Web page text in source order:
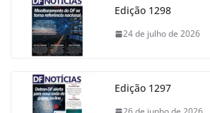
Edição 1298
24 de julho de 2026
Edição 1297